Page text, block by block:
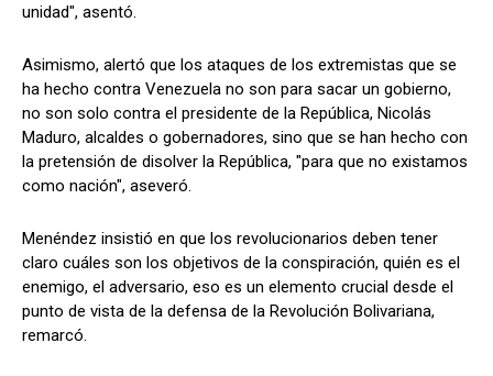
unidad", asentó.
Asimismo, alertó que los ataques de los extremistas que se
ha hecho contra Venezuela no son para sacar un gobierno,
no son solo contra el presidente de la República, Nicolás
Maduro, alcaldes o gobernadores, sino que se han hecho con
la pretensión de disolver la República, "para que no existamos
como nación", aseveró.
Menéndez insistió en que los revolucionarios deben tener
claro cuáles son los objetivos de la conspiración, quién es el
enemigo, el adversario, eso es un elemento crucial desde el
punto de vista de la defensa de la Revolución Bolivariana,
remarcó.